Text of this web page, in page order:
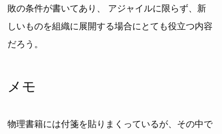
敗の条件が書いてあり、 アジャイルに限らず、新
しいものを組織に展開する場合にとても役立つ内容
だろう。
メモ
物理書籍には付箋を貼りまくっているが、その中で